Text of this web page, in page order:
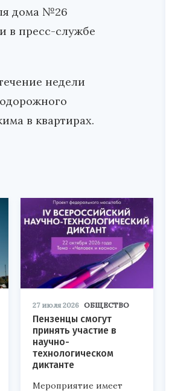
дома №26
в пресс-службе
недели
в квартирах.
27 июля 2026 ОБЩЕСТВО
Пензенцы смогут
принять участие в
научно-
технологическом
диктанте
Мероприятие имеет